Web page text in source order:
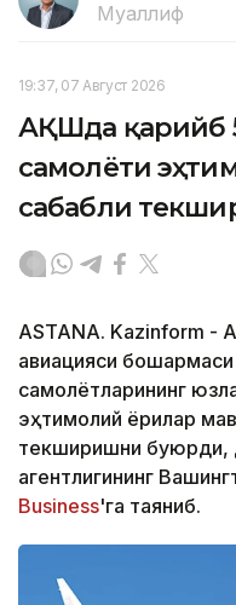
Муаллиф
19:37, 07 Август 2026
АҚШда қарийб
самолёти
сабабли
ASTANA. Kazinform -
авиацияси
самолётларининг
эҳтимолий ёриқлар
текширишни буюрди,
агентлигининг
Business'га таяниб.